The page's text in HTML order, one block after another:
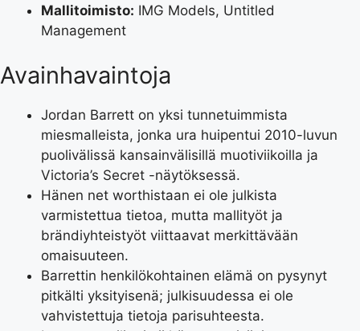
Mallitoimisto: IMG Models, Untitled
Management
Avainhavaintoja
Jordan Barrett on yksi tunnetuimmista
miesmalleista, jonka ura huipentui 2010-luvun
puolivälissä kansainvälisillä muotiviikoilla ja
Victoria’s Secret -näytöksessä.
Hänen net worthistaan ei ole julkista
varmistettua tietoa, mutta mallityöt ja
brändiyhteistyöt viittaavat merkittävään
omaisuuteen.
Barrettin henkilökohtainen elämä on pysynyt
pitkälti yksityisenä; julkisuudessa ei ole
vahvistettuja tietoja parisuhteesta.